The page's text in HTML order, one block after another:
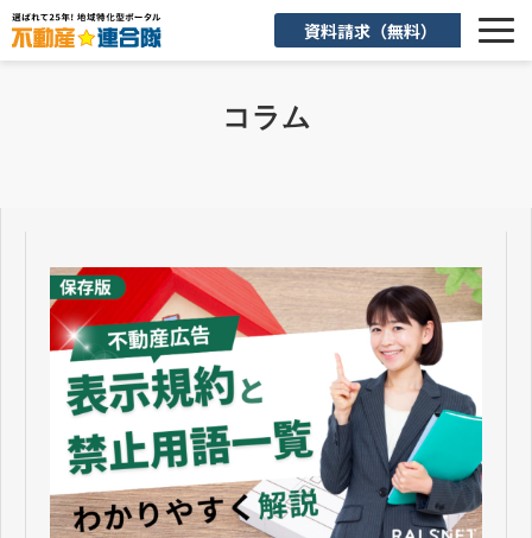
資料請求（無料）
お客様活用事例
よくあるご質問
お知らせ
コラム